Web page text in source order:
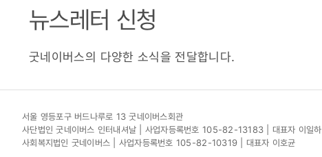
뉴스레터 신청
굿네이버스의 다양한 소식을 전달합니다.
서울 영등포구 버드나루로 13 굿네이버스회관
사단법인 굿네이버스 인터내셔날 | 사업자등록번호 105-82-13183 | 대표자 이일하
사회복지법인 굿네이버스 | 사업자등록번호 105-82-10319 | 대표자 이호균